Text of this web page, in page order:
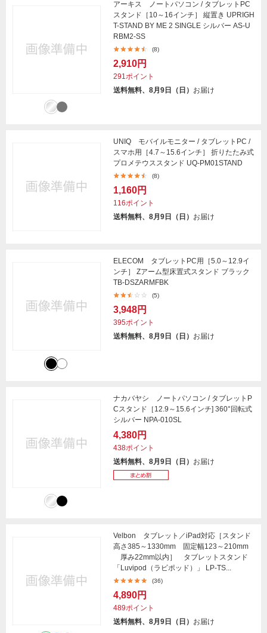
アーキス ノートパソコン / タブレットPC
スタンド［10～16インチ］ 縦置き UPRIGH
T-STAND BY ME 2 SINGLE シルバー AS-U
RBM2-SS
(8)
2,910円
291ポイント
送料無料、8月9日（日） お届け
UNIQ モバイルモニター / タブレットPC /
スマホ用［4.7～15.6インチ］ 折りたたみ式
プロメテウススタンド UQ-PM01STAND
(8)
1,160円
116ポイント
送料無料、8月9日（日） お届け
ELECOM タブレットPC用［5.0～12.9イ
ンチ］ Zアーム型床置式スタンド ブラック
TB-DSZARMFBK
(5)
3,948円
395ポイント
送料無料、8月9日（日） お届け
ナカバヤシ ノートパソコン / タブレットP
Cスタンド［12.9～15.6インチ] 360°回転式
シルバー NPA-010SL
4,380円
438ポイント
送料無料、8月9日（日） お届け
Velbon タブレット／iPad対応［スタンド
高さ385～1330mm 固定幅123～210mm
厚み22mm以内］ タブレットスタンド
「Luvipod（ラビポッド）」 LP-TS...
(36)
4,890円
489ポイント
送料無料、8月9日（日） お届け